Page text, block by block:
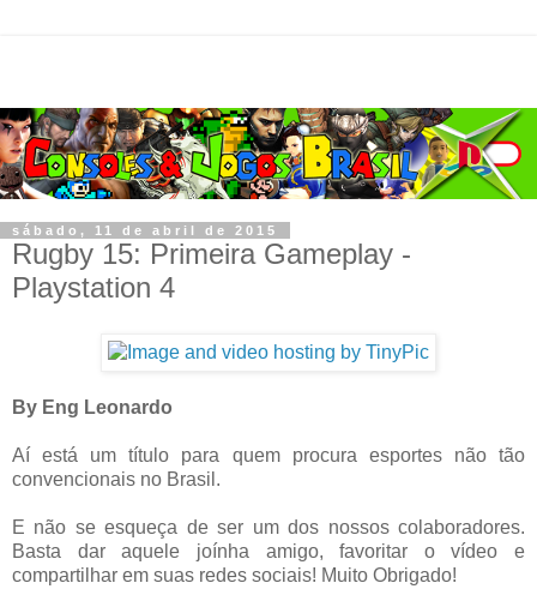
sábado, 11 de abril de 2015
Rugby 15: Primeira Gameplay -
Playstation 4
By Eng Leonardo
Aí está um título para quem procura esportes não tão
convencionais no Brasil.
E não se esqueça de ser um dos nossos colaboradores.
Basta dar aquele joínha amigo, favoritar o vídeo e
compartilhar em suas redes sociais! Muito Obrigado!